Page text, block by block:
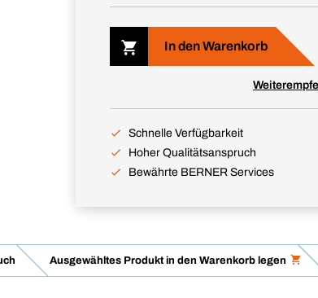
In den Warenkorb
Schnelle Verfügbarkeit
Hoher Qualitätsanspruch
Bewährte BERNER Services
Ausgewähltes Produkt in den Warenkorb legen